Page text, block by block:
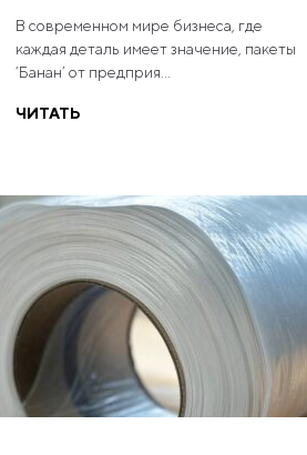
В современном мире бизнеса, где
каждая деталь имеет значение, пакеты
‘Банан’ от предприя...
ЧИТАТЬ